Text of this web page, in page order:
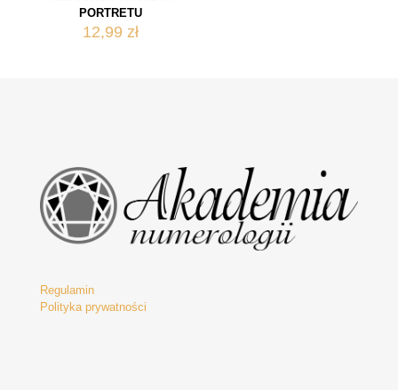
PORTRETU
12,99 zł
Regulamin
Polityka prywatności